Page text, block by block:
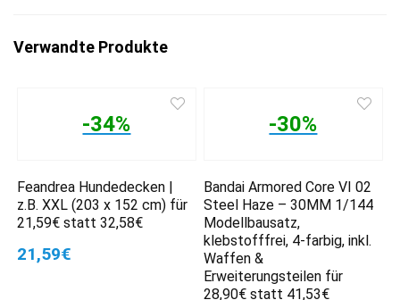
Verwandte Produkte
-34%
Feandrea Hundedecken |
z.B. XXL (203 x 152 cm) für
21,59€ statt 32,58€
21,59€
-30%
Bandai Armored Core VI 02
Steel Haze – 30MM 1/144
Modellbausatz,
klebstofffrei, 4-farbig, inkl.
Waffen &
Erweiterungsteilen für
28,90€ statt 41,53€